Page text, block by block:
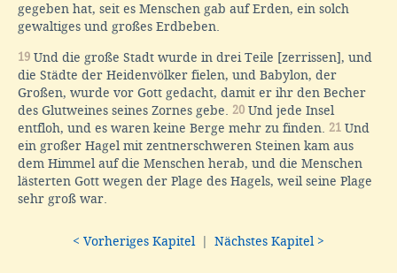
gegeben hat, seit es Menschen gab auf Erden, ein solch
gewaltiges und großes Erdbeben.
19 Und die große Stadt wurde in drei Teile [zerrissen], und
die Städte der Heidenvölker fielen, und Babylon, der
Großen, wurde vor Gott gedacht, damit er ihr den Becher
des Glutweines seines Zornes gebe. 20 Und jede Insel
entfloh, und es waren keine Berge mehr zu finden. 21 Und
ein großer Hagel mit zentnerschweren Steinen kam aus
dem Himmel auf die Menschen herab, und die Menschen
lästerten Gott wegen der Plage des Hagels, weil seine Plage
sehr groß war.
< Vorheriges Kapitel Nächstes Kapitel >